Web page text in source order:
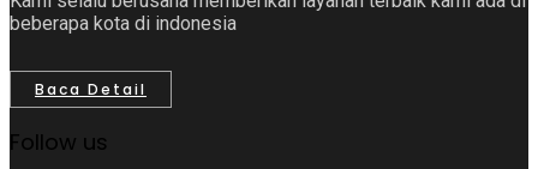
beberapa kota di indonesia
Baca Detail
Follow us